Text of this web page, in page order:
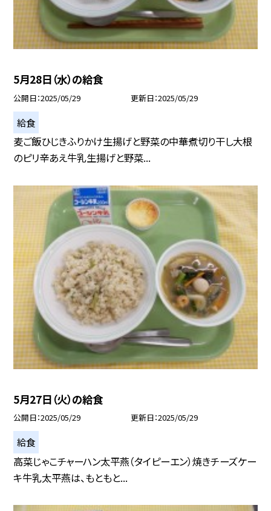
5月28日（水）の給食
公開日 2025/05/29 更新日 2025/05/29
給食
麦ご飯ひじきふりかけ生揚げと野菜の中華煮切り干し大根
のピリ辛あえ牛乳生揚げと野菜...
5月27日（火）の給食
公開日 2025/05/29 更新日 2025/05/29
給食
高菜じゃこチャーハン太平燕（タイピーエン）焼きチーズケー
キ牛乳太平燕は、もともと...